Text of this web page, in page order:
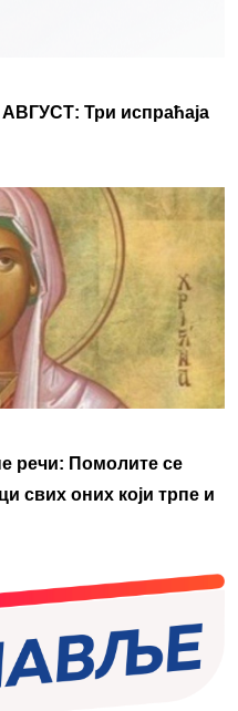
Три испраћаја
речи: Помолите се
свих оних који трпе и